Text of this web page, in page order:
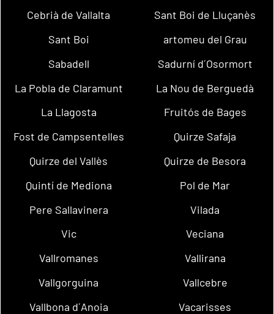
Cebrià de Vallalta
Sant Boi de Lluçanès
Sant Boi
artomeu del Grau
Sabadell
Sadurní d´Osormort
La Pobla de Claramunt
La Nou de Berguedà
La Llagosta
Fruitós de Bages
Fost de Campsentelles
Quirze Safaja
Quirze del Vallès
Quirze de Besora
Quintí de Mediona
Pol de Mar
Pere Sallavinera
Vilada
Vic
Veciana
Vallromanes
Vallirana
Vallgorguina
Vallcebre
Vallbona d´Anoia
Vacarisses